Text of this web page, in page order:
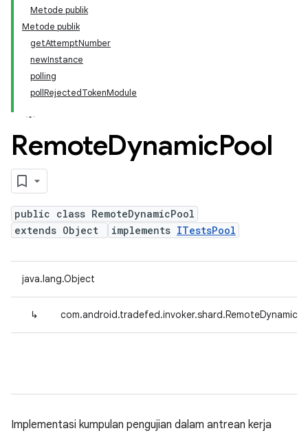
Metode publik
Metode publik
getAttemptNumber
newInstance
polling
pollRejectedTokenModule
RemoteDynamicPool
public class RemoteDynamicPool
extends Object
implements ITestsPool
java.lang.Object
↳
Implementasi kumpulan pengujian dalam antrean kerja